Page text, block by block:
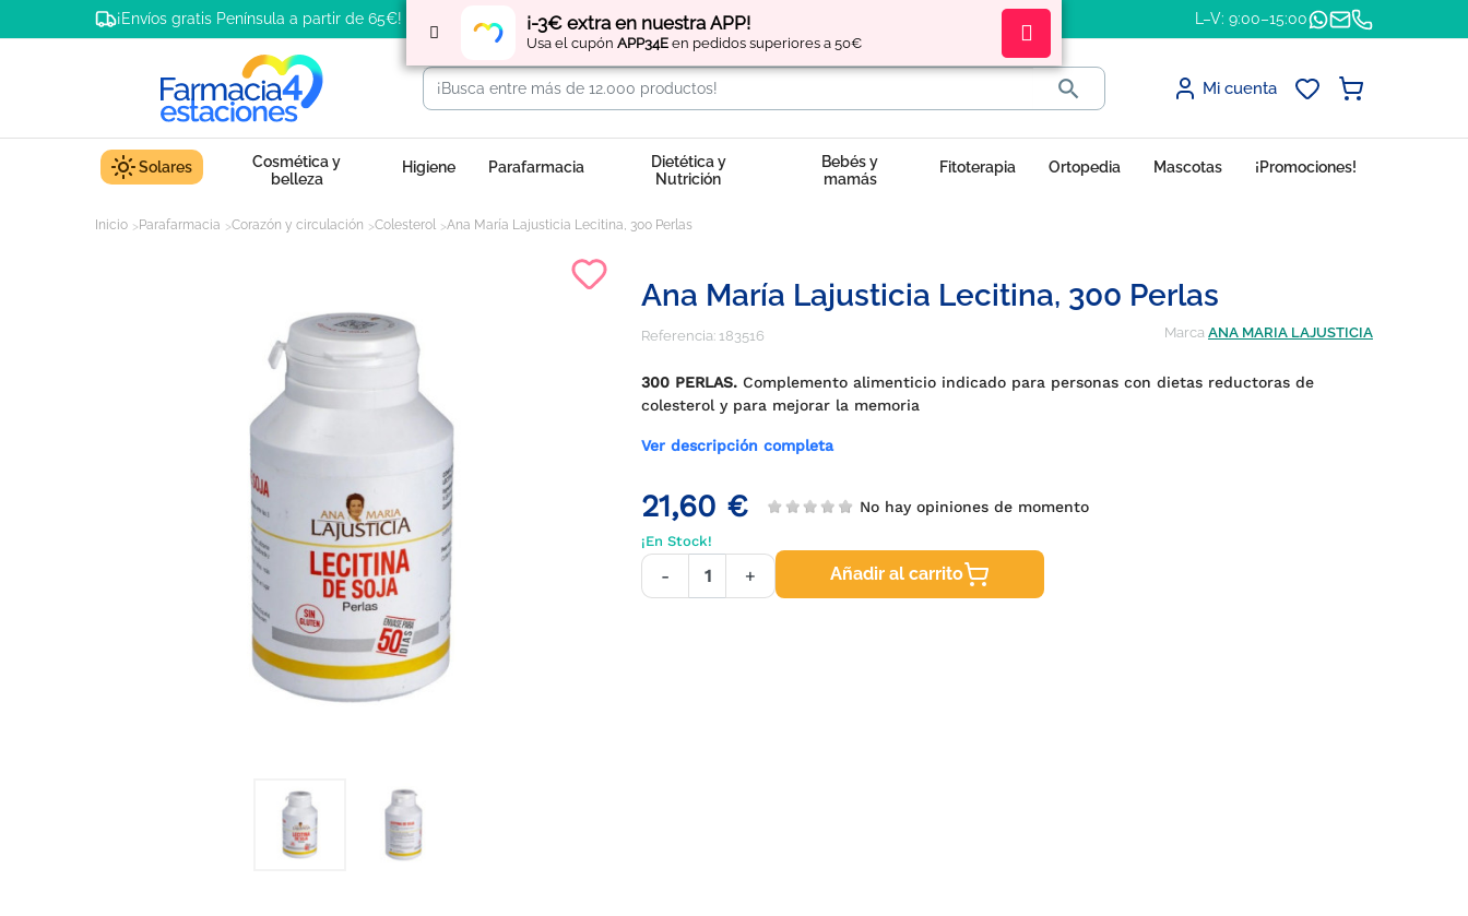
¡-3€ extra en nuestra APP!
Usa el cupón APP34E en pedidos superiores a 50€
¡Envíos gratis Península a partir de 65€! Regístratey obtén L–V: 9:00–15:00
 Mi cuenta
Solares
Cosmética y
belleza
Higiene Parafarmacia
Dietética y
Nutrición
Bebés y
mamás
Fitoterapia Ortopedia Mascotas ¡Promociones!
Inicio Parafarmacia Corazón y circulación Colesterol Ana María Lajusticia Lecitina, 300 Perlas
Ana María Lajusticia Lecitina, 300 Perlas
Referencia: 183516 Marca ANA MARIA LAJUSTICIA
300 PERLAS. Complemento alimenticio indicado para personas con dietas reductoras de
colesterol y para mejorar la memoria
Ver descripción completa
21,60 € No hay opiniones de momento
¡En Stock!
- + Añadir al carrito